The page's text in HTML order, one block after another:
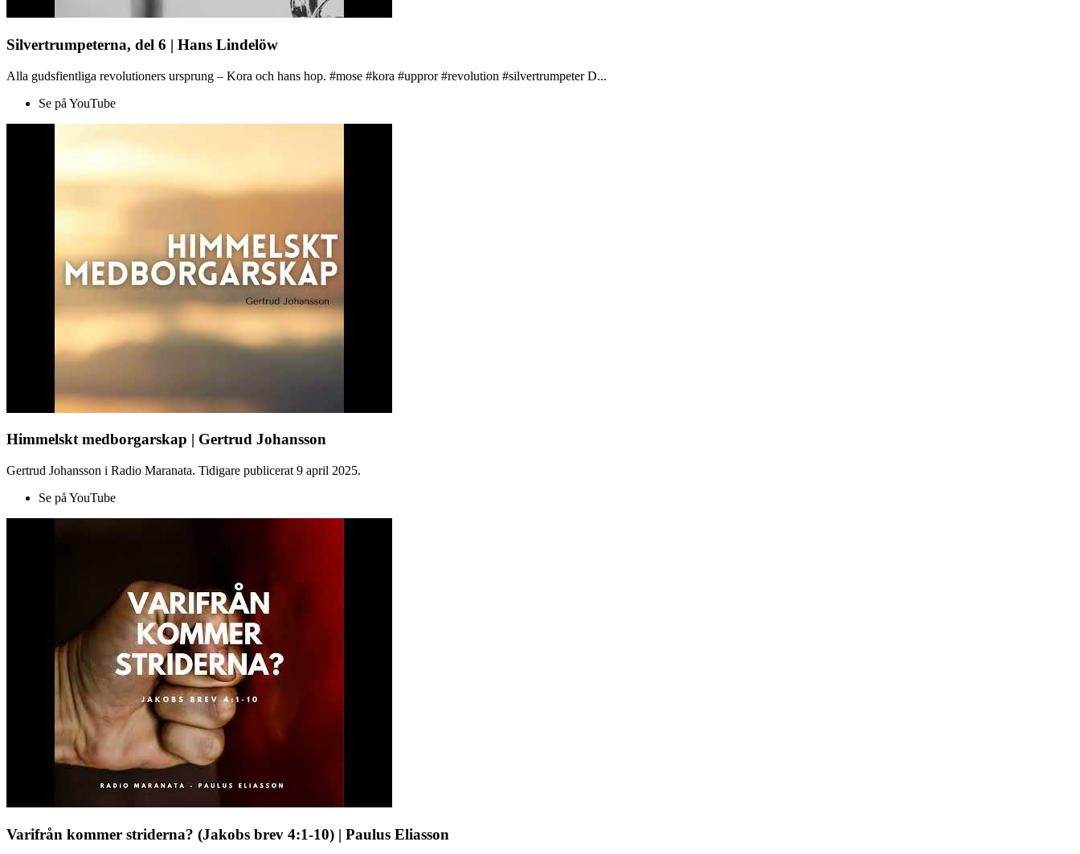
Silvertrumpeterna, del 6 | Hans Lindelöw
Alla gudsfientliga revolutioners ursprung – Kora och hans hop. #mose #kora #uppror #revolution #silvertrumpeter D...
Se på YouTube
Himmelskt medborgarskap | Gertrud Johansson
Gertrud Johansson i Radio Maranata. Tidigare publicerat 9 april 2025.
Se på YouTube
Varifrån kommer striderna? (Jakobs brev 4:1-10) | Paulus Eliasson